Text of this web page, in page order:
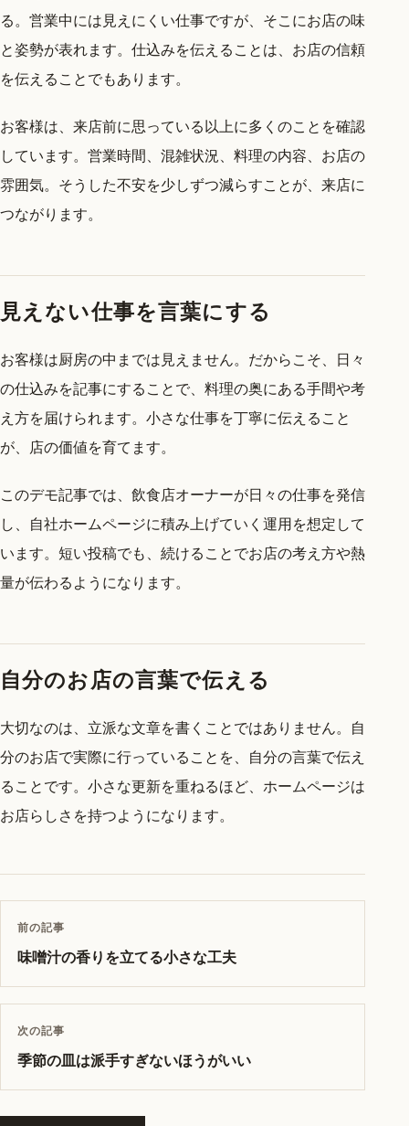
る。営業中には見えにくい仕事ですが、そこにお店の味
と姿勢が表れます。仕込みを伝えることは、お店の信頼
を伝えることでもあります。
お客様は、来店前に思っている以上に多くのことを確認
しています。営業時間、混雑状況、料理の内容、お店の
雰囲気。そうした不安を少しずつ減らすことが、来店に
つながります。
見えない仕事を言葉にする
お客様は厨房の中までは見えません。だからこそ、日々
の仕込みを記事にすることで、料理の奥にある手間や考
え方を届けられます。小さな仕事を丁寧に伝えること
が、店の価値を育てます。
このデモ記事では、飲食店オーナーが日々の仕事を発信
し、自社ホームページに積み上げていく運用を想定して
います。短い投稿でも、続けることでお店の考え方や熱
量が伝わるようになります。
自分のお店の言葉で伝える
大切なのは、立派な文章を書くことではありません。自
分のお店で実際に行っていることを、自分の言葉で伝え
ることです。小さな更新を重ねるほど、ホームページは
お店らしさを持つようになります。
前の記事
味噌汁の香りを立てる小さな工夫
次の記事
季節の皿は派手すぎないほうがいい